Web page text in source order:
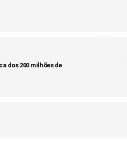
dos 200 milhões de